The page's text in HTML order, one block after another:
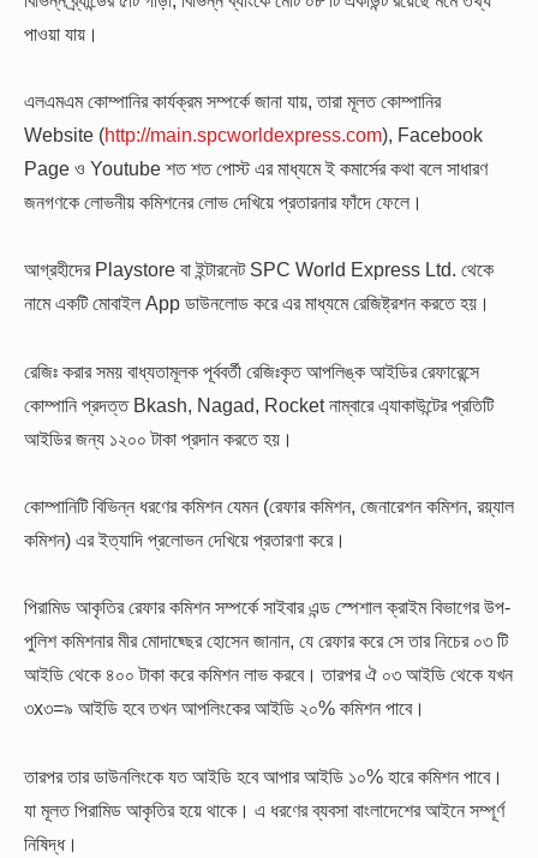
পাওয়া যায়।
এলএমএম কোম্পানির কার্যক্রম সম্পর্কে জানা যায়, তারা মূলত কোম্পানির
Website (http://main.spcworldexpress.com), Facebook
Page ও Youtube শত শত পোস্ট এর মাধ্যমে ই কমার্সের কথা বলে সাধারণ
জনগণকে লোভনীয় কমিশনের লোভ দেখিয়ে প্রতারনার ফাঁদে ফেলে।
আগ্রহীদের Playstore বা ইন্টারনেট SPC World Express Ltd. থেকে
নামে একটি মোবাইল App ডাউনলোড করে এর মাধ্যমে রেজিষ্ট্রশন করতে হয়।
রেজিঃ করার সময় বাধ্যতামূলক পূর্ববর্তী রেজিঃকৃত আপলিঙ্ক আইডির রেফারেন্সে
কোম্পানি প্রদত্ত Bkash, Nagad, Rocket নাম্বারে এ্যাকাউন্টের প্রতিটি
আইডির জন্য ১২০০ টাকা প্রদান করতে হয়।
কোম্পানিটি বিভিন্ন ধরণের কমিশন যেমন (রেফার কমিশন, জেনারেশন কমিশন, রয়্যাল
কমিশন) এর ইত্যাদি প্রলোভন দেখিয়ে প্রতারণা করে।
পিরামিড আকৃতির রেফার কমিশন সম্পর্কে সাইবার এন্ড স্পেশাল ক্রাইম বিভাগের উপ-
পুলিশ কমিশনার মীর মোদাছ্ছের হোসেন জানান, যে রেফার করে সে তার নিচের ০৩ টি
আইডি থেকে ৪০০ টাকা করে কমিশন লাভ করবে। তারপর ঐ ০৩ আইডি থেকে যখন
৩x৩=৯ আইডি হবে তখন আপলিংকের আইডি ২০% কমিশন পাবে।
তারপর তার ডাউনলিংকে যত আইডি হবে আপার আইডি ১০% হারে কমিশন পাবে।
যা মূলত পিরামিড আকৃতির হয়ে থাকে। এ ধরণের ব্যবসা বাংলাদেশের আইনে সম্পূর্ণ
নিষিদ্ধ।